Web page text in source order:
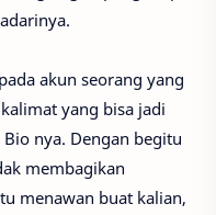
akun seorang yang
yang bisa jadi
nya. Dengan begitu
membagikan
menawan buat kalian,